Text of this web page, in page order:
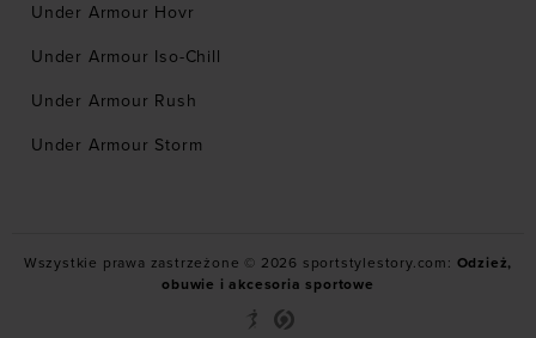
Under Armour Hovr
Under Armour Iso-Chill
Under Armour Rush
Under Armour Storm
Wszystkie prawa zastrzeżone © 2026 sportstylestory.com: Odzież,
obuwie i akcesoria sportowe